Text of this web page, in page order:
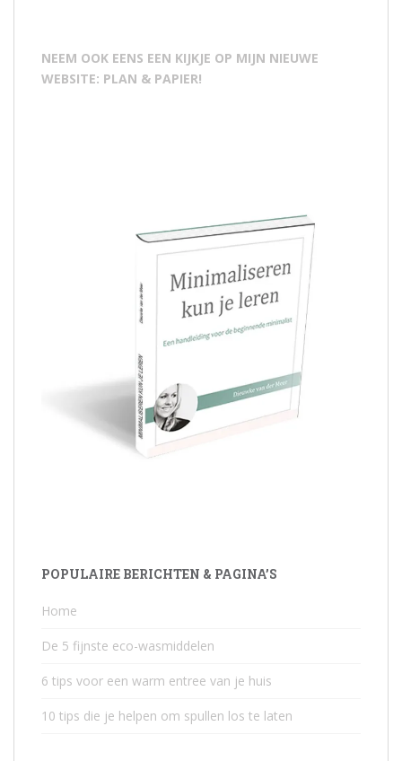
NEEM OOK EENS EEN KIJKJE OP MIJN NIEUWE
WEBSITE: PLAN & PAPIER!
POPULAIRE BERICHTEN & PAGINA’S
Home
De 5 fijnste eco-wasmiddelen
6 tips voor een warm entree van je huis
10 tips die je helpen om spullen los te laten